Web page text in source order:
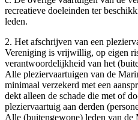
recreatieve doeleinden ter
leden.
2. Het afschrijven van een
Vereniging is vrijwillig, op eigen
verantwoordelijkheid van het
Alle pleziervaartuigen van de
minimaal verzekerd met een
dekt alleen de schade die met of
pleziervaartuig aan derden
Alle (buitengewone) leden van de